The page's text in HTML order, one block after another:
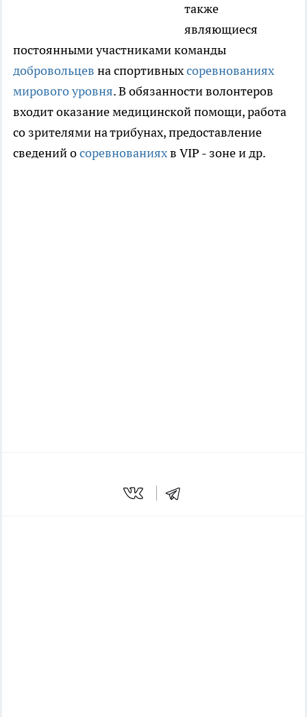
также
являющиеся
постоянными участниками команды
добровольцев на спортивныхсоревнованиях
мирового уровня. В обязанности волонтеров
входит оказание медицинской помощи, работа
со зрителями на трибунах, предоставление
сведений осоревнованияхв VIP - зоне и др.